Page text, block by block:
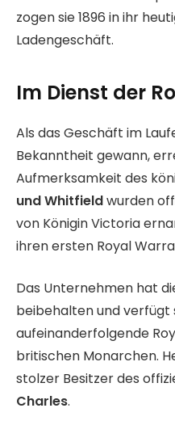
zogen sie 1896 in ihr
Ladengeschäft.
Im Dienst der
Als das Geschäft im
Bekanntheit gewann,
Aufmerksamkeit des
und Whitfieldwurden
von Königin Victoria
ihren ersten Royal
Das Unternehmen hat
beibehalten und verfügt
aufeinanderfolgende
britischen Monarchen.
stolzer Besitzer des
Charles.